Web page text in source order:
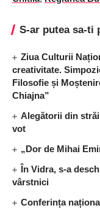
S-ar putea sa-ti
Ziua Culturii
creativitate.
Filosofie și
Chiajna”
Alegătorii din
vot
„Dor de Mihai
În Vidra, s-a
vârstnici
Conferința